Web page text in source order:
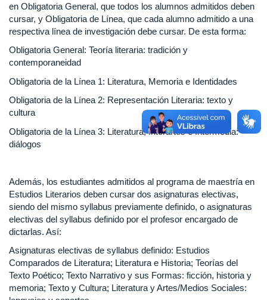
en Obligatoria General, que todos los alumnos admitidos deben
cursar, y Obligatoria de Línea, que cada alumno admitido a una
respectiva línea de investigación debe cursar. De esta forma:
Obligatoria General: Teoría literaria: tradición y
contemporaneidad
Obligatoria de la Línea 1: Literatura, Memoria e Identidades
Obligatoria de la Línea 2: Representación Literaria: texto y
cultura
Obligatoria de la Línea 3: Literatura, Interartes e Intermedia:
diálogos
Además, los estudiantes admitidos al programa de maestría en
Estudios Literarios deben cursar dos asignaturas electivas,
siendo del mismo syllabus previamente definido, o asignaturas
electivas del syllabus definido por el profesor encargado de
dictarlas. Así:
Asignaturas electivas de syllabus definido: Estudios
Comparados de Literatura; Literatura e Historia; Teorías del
Texto Poético; Texto Narrativo y sus Formas: ficción, historia y
memoria; Texto y Cultura; Literatura y Artes/Medios Sociales: